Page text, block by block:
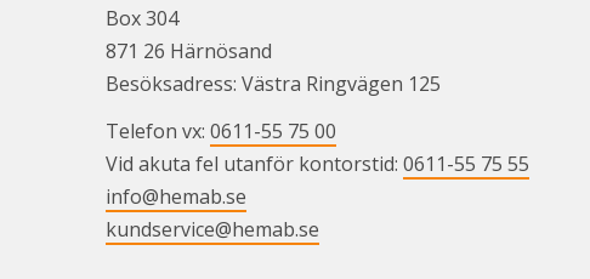
Box 304
871 26 Härnösand
Besöksadress: Västra Ringvägen 125
Telefon vx: 0611-55 75 00
Vid akuta fel utanför kontorstid: 0611-55 75 55
info@hemab.se
kundservice@hemab.se